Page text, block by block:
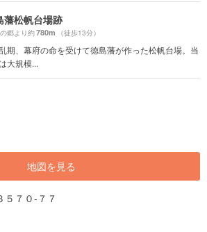
藩松帆台場跡
郷より約780m （徒歩13分）
期、幕府の命を受けて徳島藩が作った松帆台場。当
大規模...
地図を見る
５７０-７７